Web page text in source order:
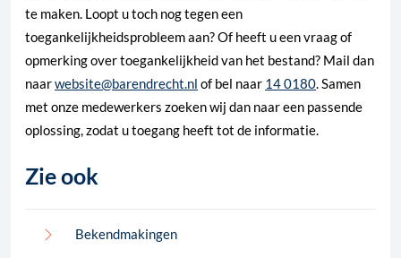
te maken. Loopt u toch nog tegen een
toegankelijkheidsprobleem aan? Of heeft u een vraag of
opmerking over toegankelijkheid van het bestand? Mail dan
naarwebsite@barendrecht.nl of bel naar 14 0180. Samen
met onze medewerkers zoeken wij dan naar een passende
oplossing, zodat u toegang heeft tot de informatie.
Zie ook
Bekendmakingen